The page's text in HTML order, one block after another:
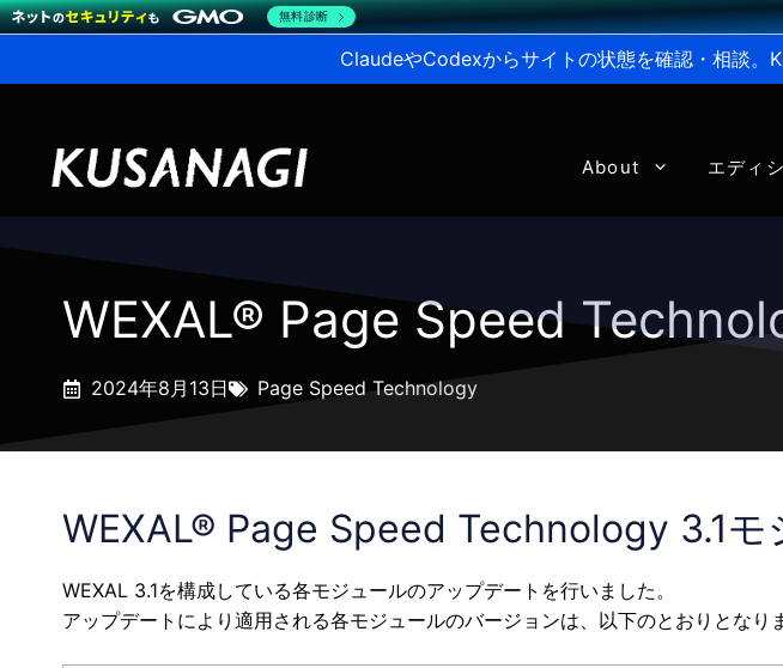
ClaudeやCodexからサイトの状態を確認・相談。
About エディ
WEXAL® Page Speed
2024年8月13日 Page Speed Technology
WEXAL® Page Speed Technology 3.1モ
WEXAL 3.1を構成している各モジュールのアップデートを行いました。
アップデートにより適用される各モジュールのバージョンは、以下のとおりとなり
無料診断